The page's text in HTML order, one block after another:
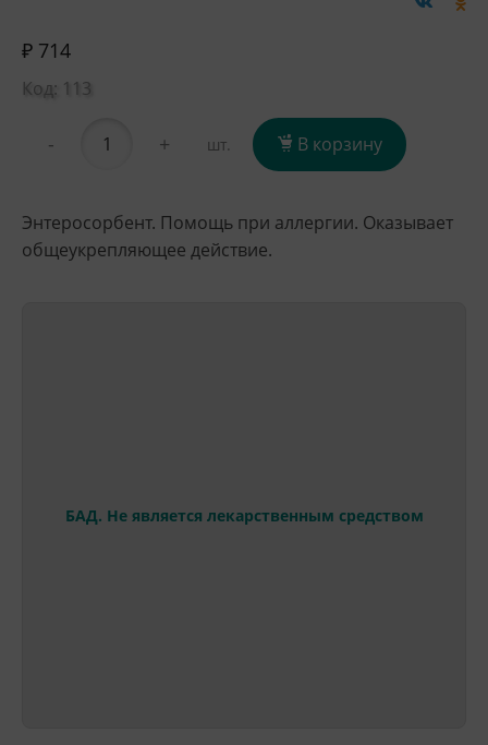
₽ 714
Код: 113
- + шт. В корзину
Энтеросорбент. Помощь при аллергии. Оказывает
общеукрепляющее действие.
БАД. Не является лекарственным средством